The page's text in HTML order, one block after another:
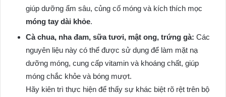
giúp dưỡng ẩm sâu, củng cố móng và kích thích mọc
móng tay dài khỏe.
Cà chua, nha đam, sữa tươi, mật ong, trứng gà: Các
nguyên liệu này có thể được sử dụng để làm mặt nạ
dưỡng móng, cung cấp vitamin và khoáng chất, giúp
móng chắc khỏe và bóng mượt.
Hãy kiên trì thực hiện để thấy sự khác biệt rõ rệt trên bộ